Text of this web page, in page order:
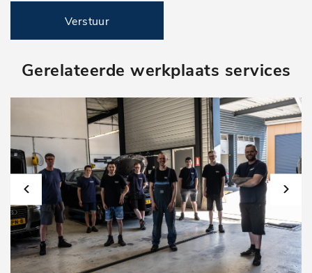
Verstuur
Gerelateerde werkplaats services